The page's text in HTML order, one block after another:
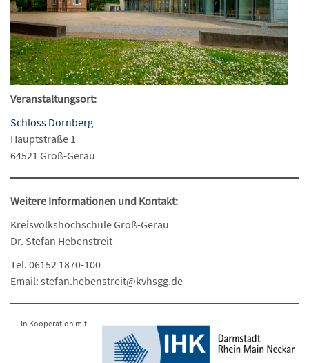
Veranstaltungsort:
Schloss Dornberg
Hauptstraße 1
64521 Groß-Gerau
Weitere Informationen und Kontakt:
Kreisvolkshochschule Groß-Gerau
Dr. Stefan Hebenstreit
Tel. 06152 1870-100
Email: stefan.hebenstreit@kvhsgg.de
In Kooperation mit